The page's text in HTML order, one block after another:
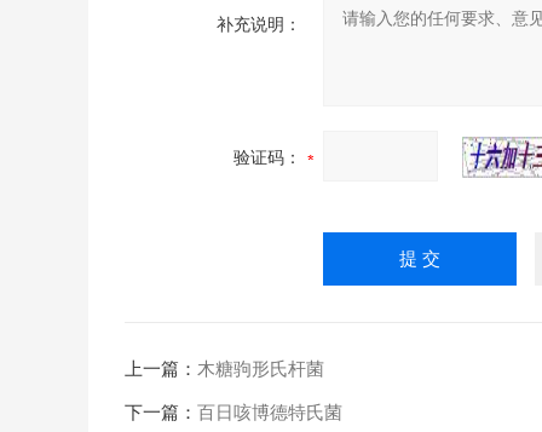
补充说明：
验证码：
上一篇： 木糖驹形氏杆菌
下一篇： 百日咳博德特氏菌